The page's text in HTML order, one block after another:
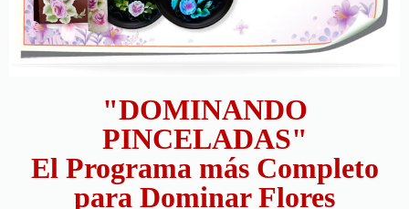
"DOMINANDO
PINCELADAS"
El Programa más Completo
para Dominar Flores